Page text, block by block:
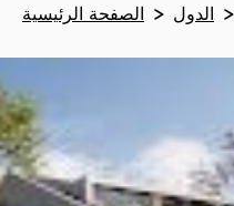
الصفحة الرئيسية الدول